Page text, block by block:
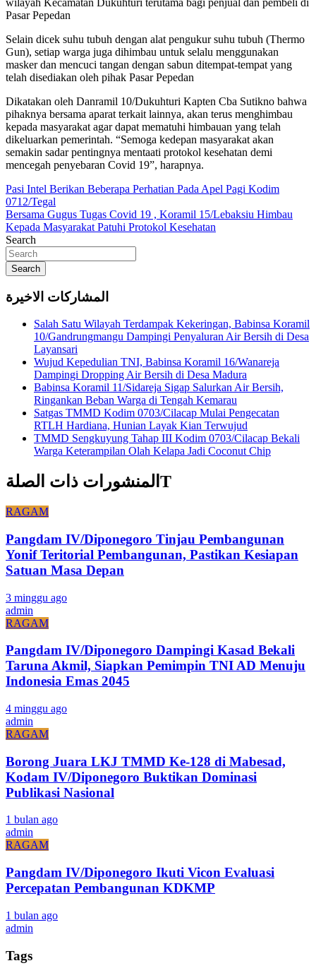
Pasar Pepedan
Selain dicek suhu tubuh dengan alat pengukur suhu tubuh (Thermo
Gun), setiap warga juga dihimbau untuk selalu menggunakan
masker dan mencuci tangan dengan sabun ditempat-tempat yang
telah disediakan oleh pihak Pasar Pepedan
Dikatakan oleh Danramil 10/Dukuhturi Kapten Cba Sutikno bahwa
pihaknya bersama aparat terkait lainnya, akan terus menghimbau
kepada masyarakat agar dapat mematuhi himbauan yang telah
dikeluarkan pemerintah. “Semoga kedepan masyarakat akan
semakin sadar pentingnya mentaati protokol kesehatan demi
mencegah penyebaran Covid 19”, harapnya.
Navigasi
pos
Pasi Intel Berikan Beberapa Perhatian Pada Apel Pagi Kodim
0712/Tegal
Bersama Gugus Tugas Covid 19 , Koramil 15/Lebaksiu Himbau
Kepada Masyarakat Patuhi Protokol Kesehatan
Search
Search
المشاركات الاخيرة
Salah Satu Wilayah Terdampak Kekeringan, Babinsa Koramil
10/Gandrungmangu Dampingi Penyaluran Air Bersih di Desa
Layansari
Wujud Kepedulian TNI, Babinsa Koramil 16/Wanareja
Dampingi Dropping Air Bersih di Desa Madura
Babinsa Koramil 11/Sidareja Sigap Salurkan Air Bersih,
Ringankan Beban Warga di Tengah Kemarau
Satgas TMMD Kodim 0703/Cilacap Mulai Pengecatan
RTLH Hardiana, Hunian Layak Kian Terwujud
TMMD Sengkuyung Tahap III Kodim 0703/Cilacap Bekali
Warga Keterampilan Olah Kelapa Jadi Coconut Chip
المنشورات ذات الصلةT
RAGAM
Pangdam IV/Diponegoro Tinjau Pembangunan
Yonif Teritorial Pembangunan, Pastikan Kesiapan
Satuan Masa Depan
3 minggu ago
admin
RAGAM
Pangdam IV/Diponegoro Dampingi Kasad Bekali
Taruna Akmil, Siapkan Pemimpin TNI AD Menuju
Indonesia Emas 2045
4 minggu ago
admin
RAGAM
Borong Juara LKJ TMMD Ke-128 di Mabesad,
Kodam IV/Diponegoro Buktikan Dominasi
Publikasi Nasional
1 bulan ago
admin
RAGAM
Pangdam IV/Diponegoro Ikuti Vicon Evaluasi
Percepatan Pembangunan KDKMP
1 bulan ago
admin
Tags